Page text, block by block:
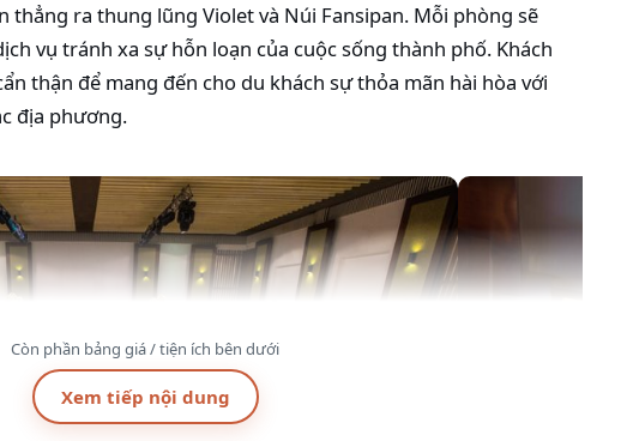
thẳng ra thung lũng Violet và Núi Fansipan. Mỗi phòng sẽ
vụ tránh xa sự hỗn loạn của cuộc sống thành phố. Khách
thận để mang đến cho du khách sự thỏa mãn hài hòa với
địa phương.
Còn phần bảng giá / tiện ích bên dưới
Xem tiếp nội dung